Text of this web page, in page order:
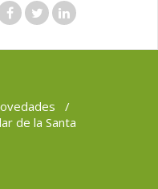
/
de la Santa